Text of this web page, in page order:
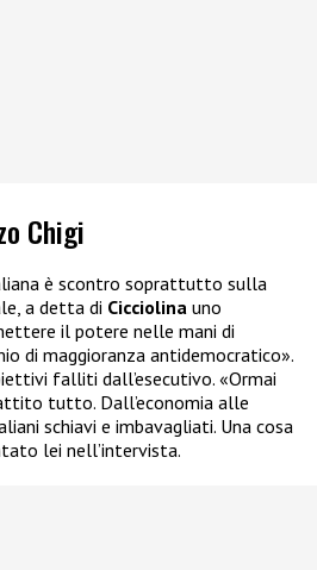
Chigi
è scontro soprattutto sulla
a detta di Cicciolina uno
il potere nelle mani di
di maggioranza antidemocratico».
falliti dall’esecutivo. «Ormai
tutto. Dall’economia alle
schiavi e imbavagliati. Una cosa
lei nell’intervista.